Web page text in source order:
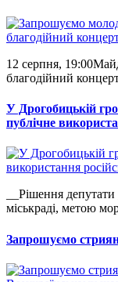
12 серпня,
благодійний
У Дрогобицькій
публічне
__Рішення
міськраді, метою
Запрошуємо